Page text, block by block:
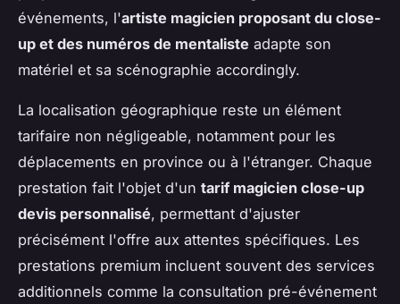
événements, l'artiste magicien proposant du close-
up et des numéros de mentaliste adapte son
matériel et sa scénographie accordingly.
La localisation géographique reste un élément
tarifaire non négligeable, notamment pour les
déplacements en province ou à l'étranger. Chaque
prestation fait l'objet d'un tarif magicien close-up
devis personnalisé, permettant d'ajuster
précisément l'offre aux attentes spécifiques. Les
prestations premium incluent souvent des services
additionnels comme la consultation pré-événement